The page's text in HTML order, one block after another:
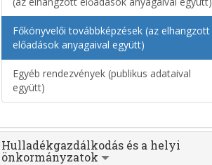
Főkönyvelői továbbképzések (az elhangzott
előadások anyagaival együtt)
Egyéb rendezvények (publikus adataival
együtt)
Hulladékgazdálkodás és a helyi
önkormányzatok